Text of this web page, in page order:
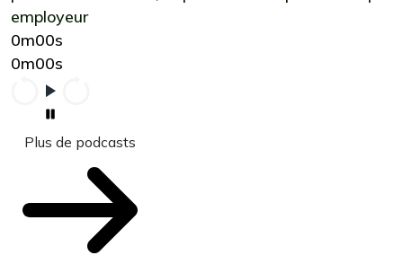
employeur
0m00s
0m00s
Plus de podcasts